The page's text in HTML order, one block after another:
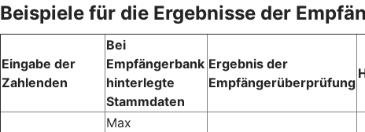
Beispiele für die Ergebnisse der
Eingabe der
Zahlenden
Bei
Empfängerbank
hinterlegte
Stammdaten
Ergebnis der
Empfängerüberprüfung
Max